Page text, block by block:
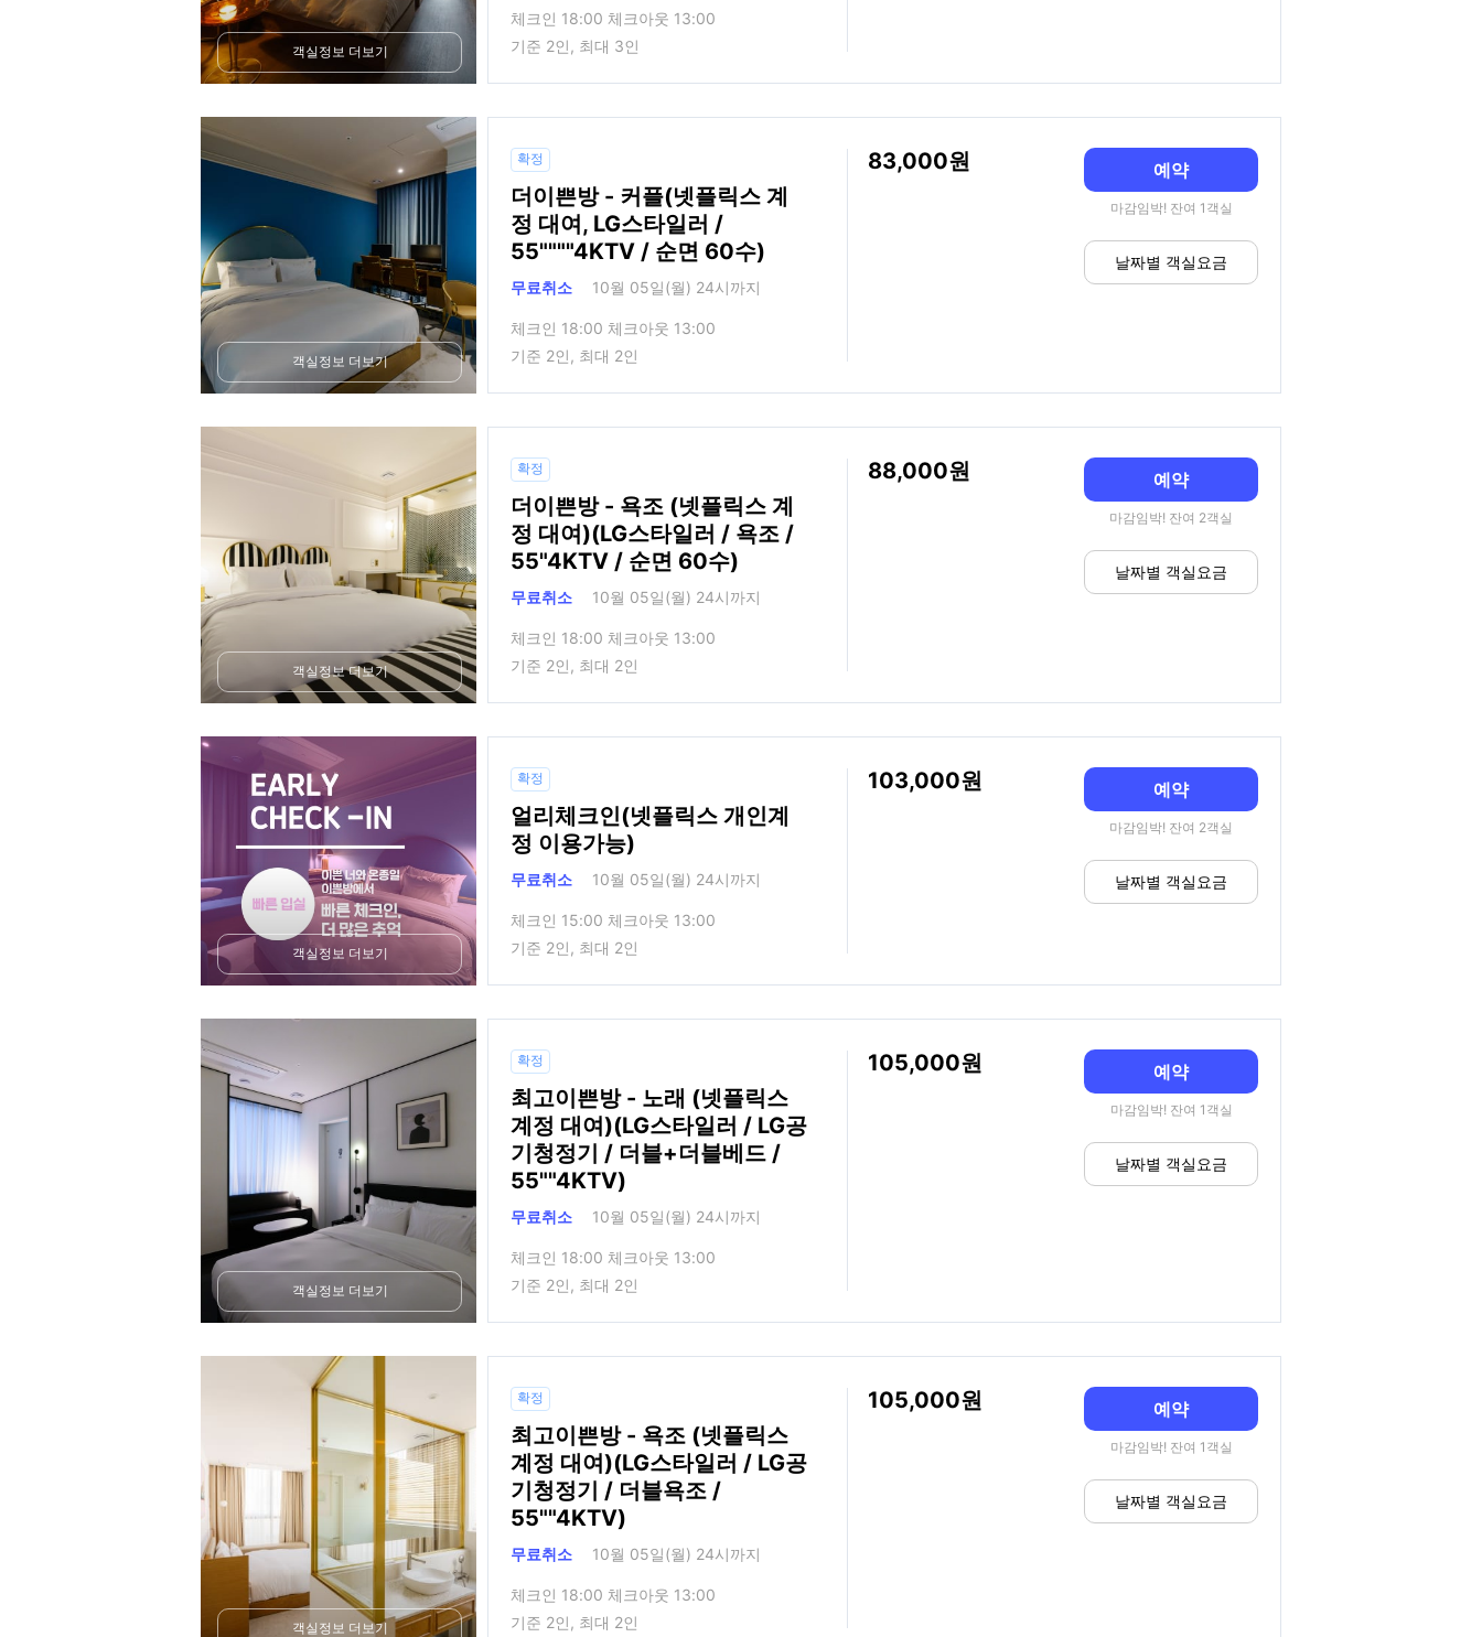
객실정보 더보기
체크인 18:00 체크아웃 13:00
기준 2인, 최대 3인
객실정보 더보기
확정
더이쁜방 - 커플(넷플릭스 계
정 대여, LG스타일러 /
55""""4KTV / 순면 60수)
무료취소 10월 05일(월) 24시까지
체크인 18:00 체크아웃 13:00
기준 2인, 최대 2인
83,000 예약
마감임박! 잔여 1객실
날짜별 객실요금
객실정보 더보기
확정
더이쁜방 - 욕조 (넷플릭스 계
정 대여)(LG스타일러 / 욕조 /
55"4KTV / 순면 60수)
무료취소 10월 05일(월) 24시까지
체크인 18:00 체크아웃 13:00
기준 2인, 최대 2인
88,000 예약
마감임박! 잔여 2객실
날짜별 객실요금
객실정보 더보기
확정
얼리체크인(넷플릭스 개인계
정 이용가능)
무료취소 10월 05일(월) 24시까지
체크인 15:00 체크아웃 13:00
기준 2인, 최대 2인
103,000 예약
마감임박! 잔여 2객실
날짜별 객실요금
객실정보 더보기
확정
최고이쁜방 - 노래 (넷플릭스
계정 대여)(LG스타일러 / LG공
기청정기 / 더블+더블베드 /
55""4KTV)
무료취소 10월 05일(월) 24시까지
체크인 18:00 체크아웃 13:00
기준 2인, 최대 2인
105,000 예약
마감임박! 잔여 1객실
날짜별 객실요금
객실정보 더보기
확정
최고이쁜방 - 욕조 (넷플릭스
계정 대여)(LG스타일러 / LG공
기청정기 / 더블욕조 /
55""4KTV)
무료취소 10월 05일(월) 24시까지
체크인 18:00 체크아웃 13:00
기준 2인, 최대 2인
105,000 예약
마감임박! 잔여 1객실
날짜별 객실요금